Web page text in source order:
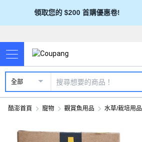
領取您的 $200 首購優惠卷!
全部
酷澎首頁 寵物 觀賞魚用品 水草/栽培用品